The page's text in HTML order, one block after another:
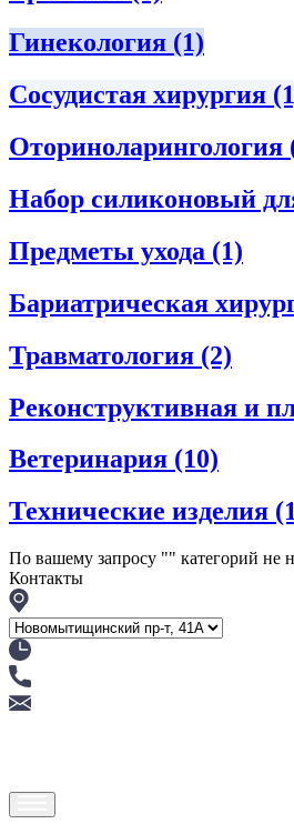
Гинекология (1)
Сосудистая хирургия
Оториноларингология
Набор силиконовый
Предметы ухода (1)
Бариатрическая
Травматология (2)
Реконструктивная и
Ветеринария (10)
Технические изделия
По вашему запросу "" категорий не
Контакты